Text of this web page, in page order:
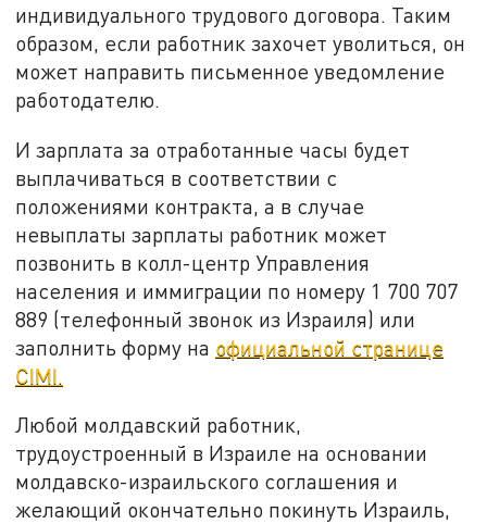
индивидуального трудового договора. Таким
образом, если работник захочет уволиться, он
может направить письменное уведомление
работодателю.
И зарплата за отработанные часы будет
выплачиваться в соответствии с
положениями контракта, а в случае
невыплаты зарплаты работник может
позвонить в колл-центр Управления
населения и иммиграции по номеру 1 700 707
889 (телефонный звонок из Израиля) или
заполнить форму на официальной странице
CIMI.
Любой молдавский работник,
трудоустроенный в Израиле на основании
молдавско-израильского соглашения и
желающий окончательно покинуть Израиль,